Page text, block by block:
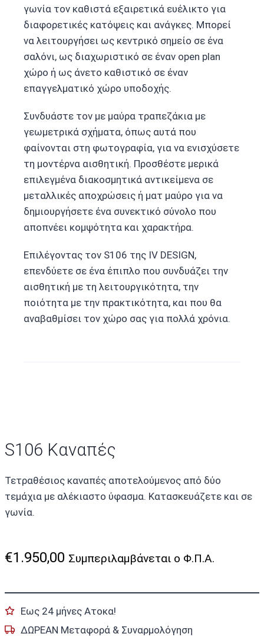
γωνία τον καθιστά εξαιρετικά ευέλικτο για
διαφορετικές κατόψεις και ανάγκες. Μπορεί
να λειτουργήσει ως κεντρικό σημείο σε ένα
σαλόνι, ως διαχωριστικό σε έναν open plan
χώρο ή ως άνετο καθιστικό σε έναν
επαγγελματικό χώρο υποδοχής.
Συνδυάστε τον με μαύρα τραπεζάκια με
γεωμετρικά σχήματα, όπως αυτά που
φαίνονται στη φωτογραφία, για να ενισχύσετε
τη μοντέρνα αισθητική. Προσθέστε μερικά
επιλεγμένα διακοσμητικά αντικείμενα σε
μεταλλικές αποχρώσεις ή ματ μαύρο για να
δημιουργήσετε ένα συνεκτικό σύνολο που
αποπνέει κομψότητα και χαρακτήρα.
Επιλέγοντας τον S106 της IV DESIGN,
επενδύετε σε ένα έπιπλο που συνδυάζει την
αισθητική με τη λειτουργικότητα, την
ποιότητα με την πρακτικότητα, και που θα
αναβαθμίσει τον χώρο σας για πολλά χρόνια.
S106 Καναπές
Τετραθέσιος καναπές αποτελούμενος από δύο
τεμάχια με αλέκιαστο ύφασμα. Κατασκευάζετε και σε
γωνία.
€1.950,00 Συμπεριλαμβάνεται ο Φ.Π.Α.
Εως 24 μήνες Ατοκα!
ΔΩΡΕΑΝ Μεταφορά & Συναρμολόγηση